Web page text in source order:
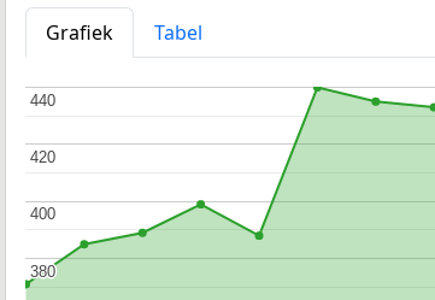
Grafiek
Tabel
380
380
400
400
420
420
440
440